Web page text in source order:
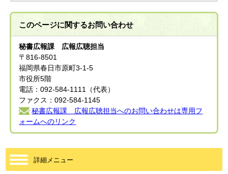
このページに関するお問い合わせ
秘書広報課 広報広聴担当
〒816-8501
福岡県春日市原町3-1-5
市役所5階
電話：092-584-1111（代表）
ファクス：092-584-1145
秘書広報課 広報広聴担当へのお問い合わせは専用フ
ォームへのリンク
詳細メニュー